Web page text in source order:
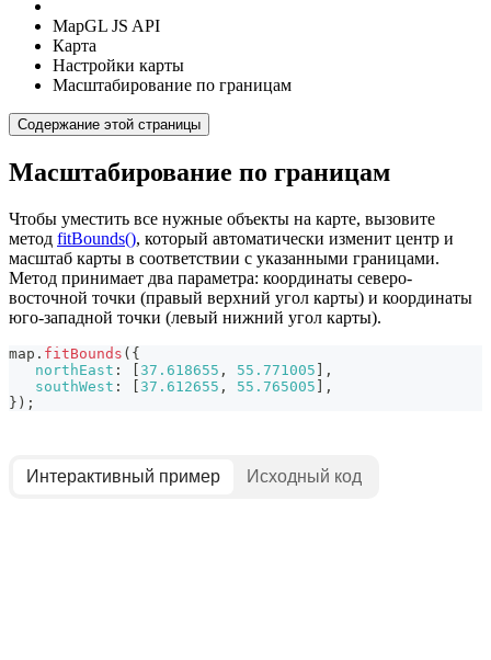
MapGL JS API
Карта
Настройки карты
Масштабирование по границам
Содержание этой страницы
Масштабирование по границам
Чтобы уместить все нужные объекты на карте, вызовите
метод fitBounds(), который автоматически изменит центр и
масштаб карты в соответствии с указанными границами.
Метод принимает два параметра: координаты северо-
восточной точки (правый верхний угол карты) и координаты
юго-западной точки (левый нижний угол карты).
map . fitBounds ( {
northEast : 37.618655 , 55.771005
,
southWest : 37.612655 , 55.765005
,
} ) ;
Интерактивный пример Исходный код